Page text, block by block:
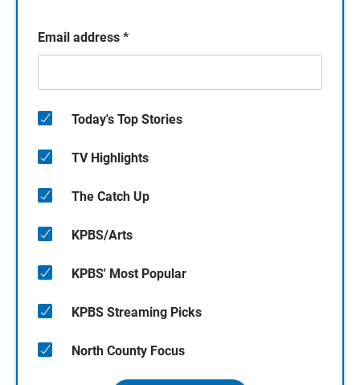
Email address *
Today's Top Stories
TV Highlights
The Catch Up
KPBS/Arts
KPBS' Most Popular
KPBS Streaming Picks
North County Focus